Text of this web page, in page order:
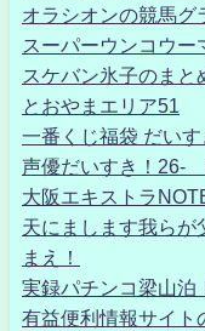
オラシオンの競馬グ
スーパーウンコウー
スケバン氷子のまと
とおやまエリア51
一番くじ福袋 だいす
声優だいすき！26-
大阪エキストラ
天にまします我らが
まえ！
実録パチンコ梁山泊
有益便利情報サイト